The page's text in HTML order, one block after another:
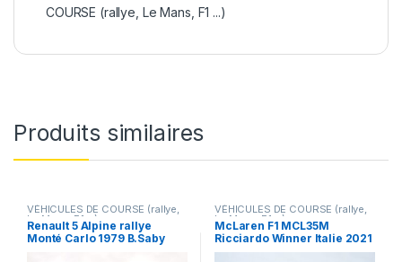
COURSE (rallye, Le Mans, F1 ...)
Produits similaires
VÉHICULES DE COURSE (rallye,
Le Mans, F1 ...)
Renault 5 Alpine rallye
Monté Carlo 1979 B.Saby
VÉHICULES DE COURSE (rallye,
Le Mans, F1 ...)
McLaren F1 MCL35M
Ricciardo Winner Italie 2021
Spark 1/43°